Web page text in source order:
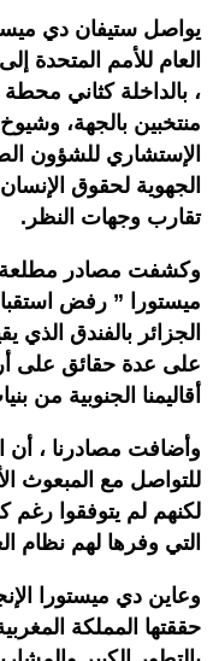
يواصل ستيفان دي
العام للأمم المتحدة إلى
، بالداخلة كثاني محطة
منتخبين بالجهة، وشيوخ
الإستشاري للشؤون
الجهوية لحقوق الإنسان
تقارب وجهات النظر .
وكشفت مصادر مطلعة
ميستورا
” رفض
الجزائر بالفندق الذي
على عدة حقائق على
أقاليمنا الجنوبية من
وأضافت مصادرنا ، أن
للتواصل مع المبعوث
لكنهم لم يتوفقوا رغم
التي وفرها لهم نظام
وعاين دي ميستورا
حققتها المملكة